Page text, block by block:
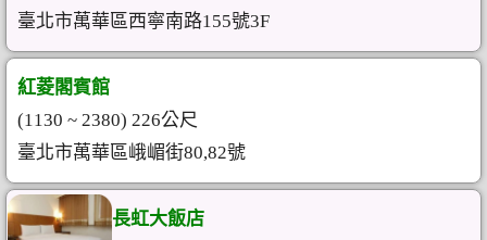
臺北市萬華區西寧南路155號3F
紅菱閣賓館
(1130 ~ 2380) 226公尺
臺北市萬華區峨嵋街80,82號
長虹大飯店